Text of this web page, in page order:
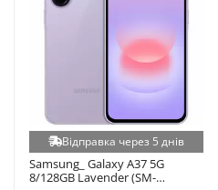
Відправка через 5 днів
Samsung_ Galaxy A37 5G
8/128GB Lavender (SM-